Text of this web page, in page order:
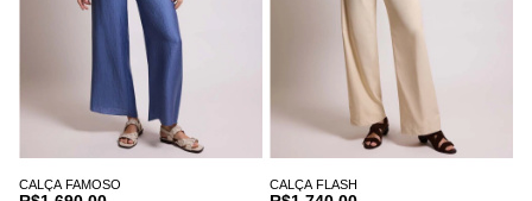
CALÇA FAMOSO CALÇA FLASH